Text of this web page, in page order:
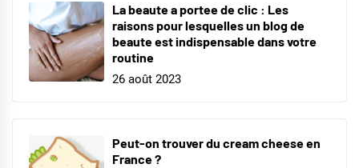
La beaute a portee de clic : Les
raisons pour lesquelles un blog de
beaute est indispensable dans votre
routine
26 août 2023
Peut-on trouver du cream cheese en
France ?